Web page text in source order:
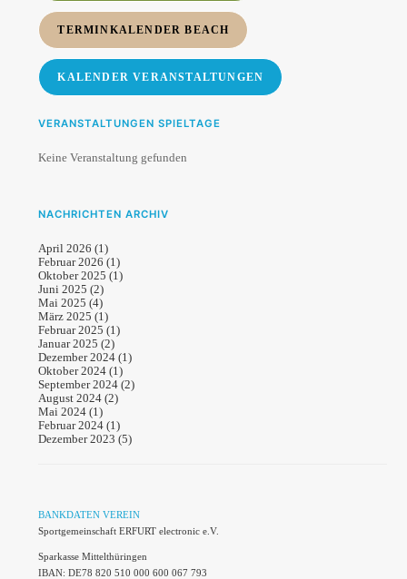
TERMINKALENDER BEACH
KALENDER VERANSTALTUNGEN
VERANSTALTUNGEN SPIELTAGE
Keine Veranstaltung gefunden
NACHRICHTEN ARCHIV
April 2026 (1)
Februar 2026 (1)
Oktober 2025 (1)
Juni 2025 (2)
Mai 2025 (4)
März 2025 (1)
Februar 2025 (1)
Januar 2025 (2)
Dezember 2024 (1)
Oktober 2024 (1)
September 2024 (2)
August 2024 (2)
Mai 2024 (1)
Februar 2024 (1)
Dezember 2023 (5)
BANKDATEN VEREIN
Sportgemeinschaft ERFURT electronic e.V.
Sparkasse Mittelthüringen
IBAN: DE78 820 510 000 600 067 793